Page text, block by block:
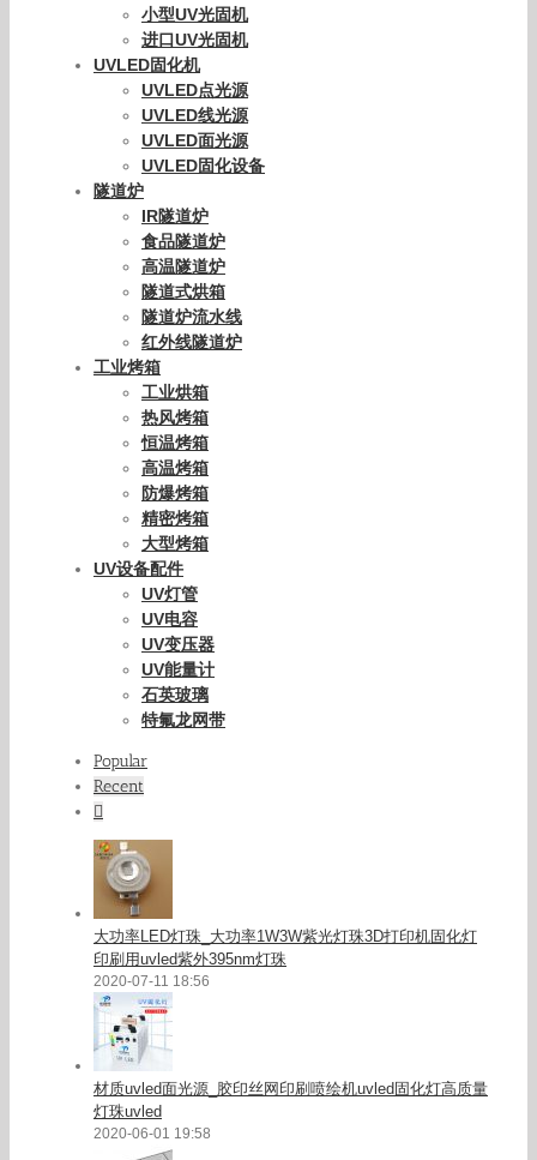
小型UV光固机
进口UV光固机
UVLED固化机
UVLED点光源
UVLED线光源
UVLED面光源
UVLED固化设备
隧道炉
IR隧道炉
食品隧道炉
高温隧道炉
隧道式烘箱
隧道炉流水线
红外线隧道炉
工业烤箱
工业烘箱
热风烤箱
恒温烤箱
高温烤箱
防爆烤箱
精密烤箱
大型烤箱
UV设备配件
UV灯管
UV电容
UV变压器
UV能量计
石英玻璃
特氟龙网带
Popular
Recent
大功率LED灯珠_大功率1W3W紫光灯珠3D打印机固化灯
印刷用uvled紫外395nm灯珠
2020-07-11 18:56
材质uvled面光源_胶印丝网印刷喷绘机uvled固化灯高质量
灯珠uvled
2020-06-01 19:58